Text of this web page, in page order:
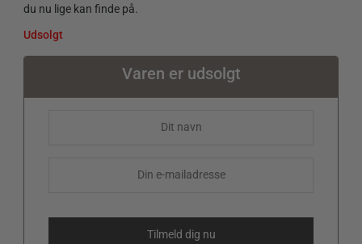
du nu lige kan finde på.
Udsolgt
Varen er udsolgt